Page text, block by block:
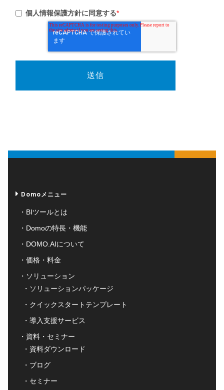
個人情報保護方針に同意する*
Domoメニュー
BIツールとは
Domoの特長・機能
DOMO.AIについて
価格・料金
ソリューション
ソリューションパッケージ
クイックスタートテンプレート
導入支援サービス
資料・セミナー
資料ダウンロード
ブログ
セミナー